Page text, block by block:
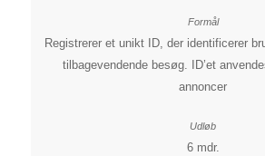
Registrerer et unikt ID, der identificerer
tilbagevendende besøg. ID’et
annoncer
6 mdr.